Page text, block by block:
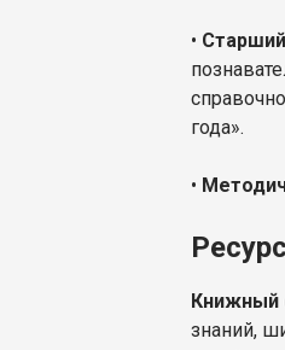
•
года».
•
Книжный
знаний,